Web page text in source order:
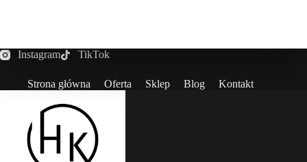
Instagram TikTok
Strona główna Oferta Sklep Blog Kontakt